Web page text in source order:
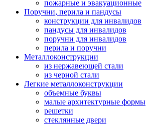
пожарные и эвакуационные
Поручни, перила и пандусы
конструкции для инвалидов
пандусы для инвалидов
поручни для инвалидов
перила и поручни
Металлоконструкции
из нержавеющей стали
из черной стали
Легкие металлоконструкции
объемные буквы
малые архитектурные формы
решетки
стеклянные двери